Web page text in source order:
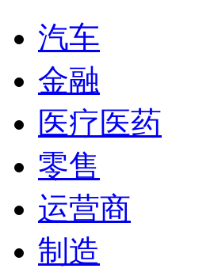
汽车
金融
医疗医药
零售
运营商
制造